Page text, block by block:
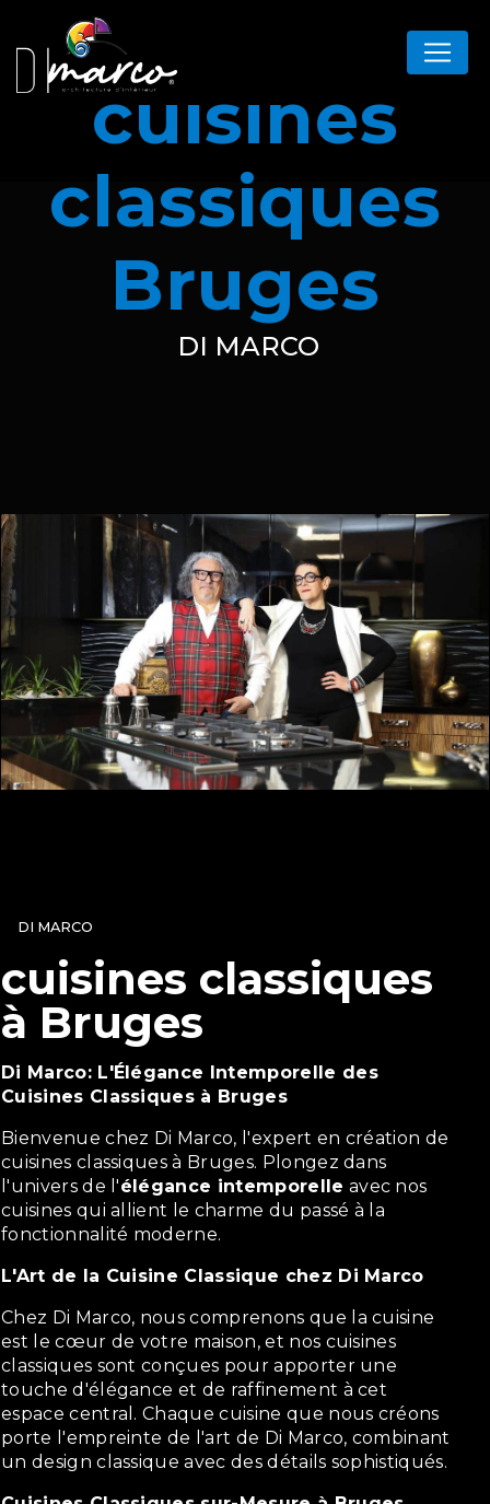
cuisines
classiques
Bruges
DI MARCO
DI MARCO
cuisines classiques
à Bruges
Di Marco: L'Élégance Intemporelle des
Cuisines Classiques à Bruges
Bienvenue chez Di Marco, l'expert en création de
cuisines classiques à Bruges. Plongez dans
l'univers de l'élégance intemporelle avec nos
cuisines qui allient le charme du passé à la
fonctionnalité moderne.
L'Art de la Cuisine Classique chez Di Marco
Chez Di Marco, nous comprenons que la cuisine
est le cœur de votre maison, et nos cuisines
classiques sont conçues pour apporter une
touche d'élégance et de raffinement à cet
espace central. Chaque cuisine que nous créons
porte l'empreinte de l'art de Di Marco, combinant
un design classique avec des détails sophistiqués.